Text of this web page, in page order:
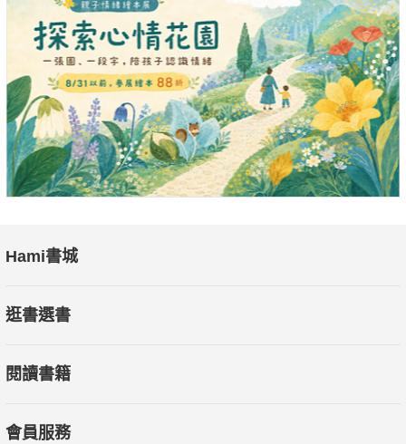
士比亞不插電3：馬克白》第六屆表演藝術十大作品。音樂劇創
作劇本《木蘭少女》不僅獲得府城文學獎的首獎，也被挑選作為
臺大戲劇系二○○九創系十週年的紀念演出，並於二○一一年一月
在台北國家戲劇院重製上演。此外，他所創作的電視影集型式舞
台劇《K24》，更是開創臺灣劇場史上第一齣連演六小時喜劇的
新記錄，並受邀擔任第八屆華文戲劇節開幕節目，演出成果深受
兩岸學者專家與媒體觀眾的讚賞。二○一一年受邀執導誠品春季
舞台第三號作品《Re/turn》，首演至今已三度加演，是齣口碑和
程半年，並赴莫斯科藝術學院參訪學習三個月。剛結束法國巴黎
角戲《Solo Date》。
著作包含劇本集系列《Q&A首部曲》、《Q&A二部曲》、《木蘭
Hami書城
逛書選書
閱讀書籍
會員服務